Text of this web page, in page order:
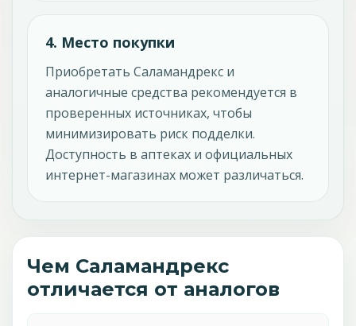
4. Место покупки
Приобретать Саламандрекс и
аналогичные средства рекомендуется в
проверенных источниках, чтобы
минимизировать риск подделки.
Доступность в аптеках и официальных
интернет-магазинах может различаться.
Чем Саламандрекс
отличается от аналогов